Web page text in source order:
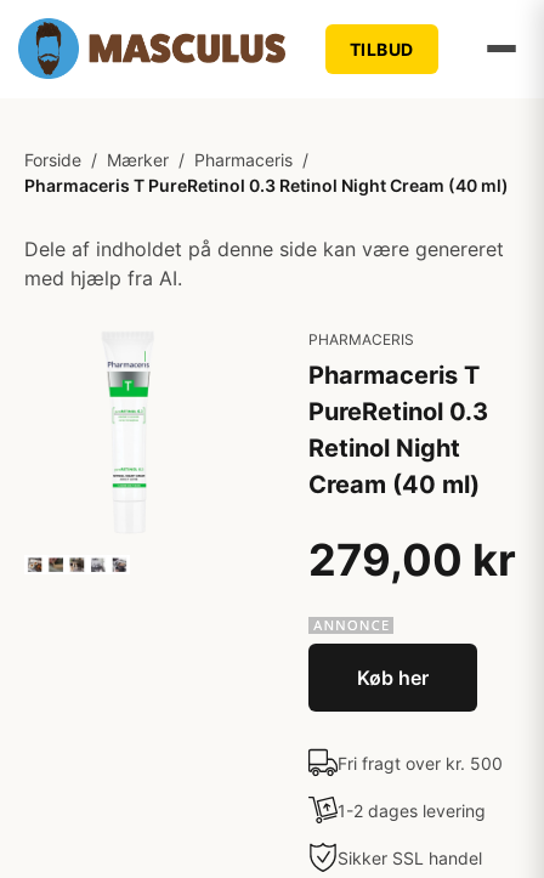
TILBUD
Forside / Mærker / Pharmaceris /
Pharmaceris T PureRetinol 0.3 Retinol Night Cream (40 ml)
Dele af indholdet på denne side kan være genereret
med hjælp fra AI.
PHARMACERIS
Pharmaceris T
PureRetinol 0.3
Retinol Night
Cream (40 ml)
279,00 kr
Køb her
Fri fragt over kr. 500
1-2 dages levering
Sikker SSL handel